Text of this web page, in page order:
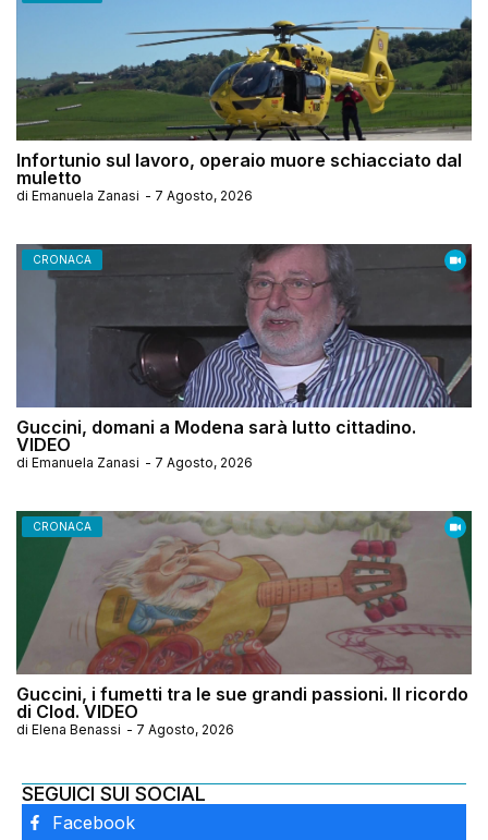
Infortunio sul lavoro, operaio muore schiacciato dal
muletto
di Emanuela Zanasi - 7 Agosto, 2026
CRONACA
Guccini, domani a Modena sarà lutto cittadino.
VIDEO
di Emanuela Zanasi - 7 Agosto, 2026
CRONACA
Guccini, i fumetti tra le sue grandi passioni. Il ricordo
di Clod. VIDEO
di Elena Benassi - 7 Agosto, 2026
SEGUICI SUI SOCIAL
Facebook